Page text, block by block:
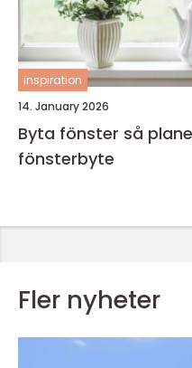
inspiration
14. January 2026
Byta fönster så planerar du ett smart
fönsterbyte
Fler nyheter